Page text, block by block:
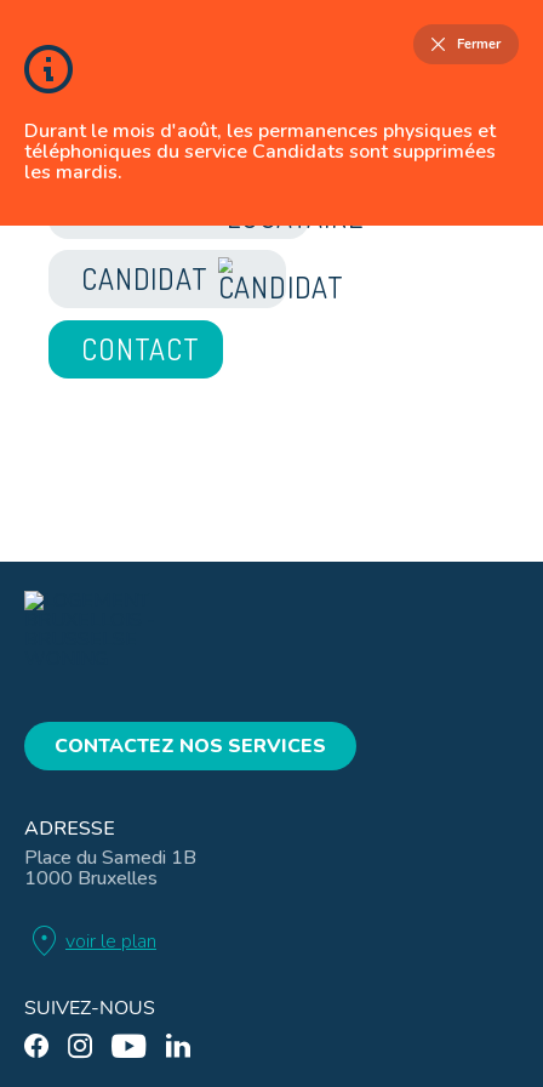
Durant le mois d'août, les permanences physiques et
téléphoniques du service Candidats sont supprimées
les mardis.
Fermer
JE SUIS
LOCATAIRE
CANDIDAT
CONTACTEZ NOS SERVICES
ADRESSE
Place du Samedi 1B
1000 Bruxelles
location_on voir le plan
SUIVEZ-NOUS